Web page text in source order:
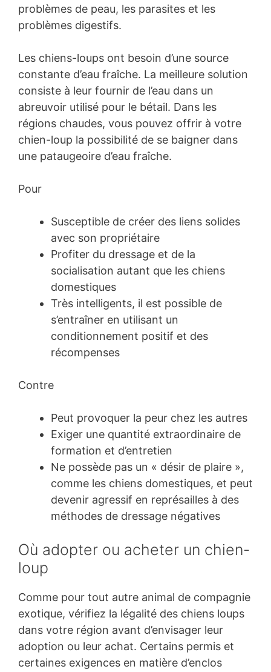
problèmes de peau, les parasites et les
problèmes digestifs.
Les chiens-loups ont besoin d’une source
constante d’eau fraîche. La meilleure solution
consiste à leur fournir de l’eau dans un
abreuvoir utilisé pour le bétail. Dans les
régions chaudes, vous pouvez offrir à votre
chien-loup la possibilité de se baigner dans
une pataugeoire d’eau fraîche.
Pour
Susceptible de créer des liens solides
avec son propriétaire
Profiter du dressage et de la
socialisation autant que les chiens
domestiques
Très intelligents, il est possible de
s’entraîner en utilisant un
conditionnement positif et des
récompenses
Contre
Peut provoquer la peur chez les autres
Exiger une quantité extraordinaire de
formation et d’entretien
Ne possède pas un « désir de plaire »,
comme les chiens domestiques, et peut
devenir agressif en représailles à des
méthodes de dressage négatives
Où adopter ou acheter un chien-
loup
Comme pour tout autre animal de compagnie
exotique, vérifiez la légalité des chiens loups
dans votre région avant d’envisager leur
adoption ou leur achat. Certains permis et
certaines exigences en matière d’enclos